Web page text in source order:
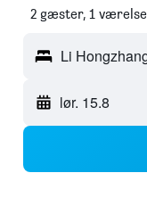
2 gæster, 1 værelse
lør. 15.8